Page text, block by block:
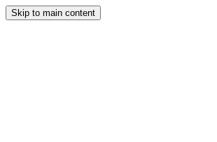
Skip to main content